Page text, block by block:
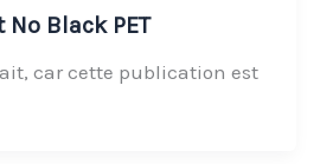
No Black PET
car cette publication est